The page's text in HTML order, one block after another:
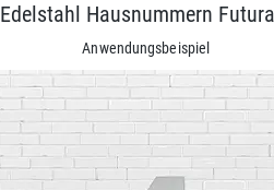
Edelstahl Hausnummern
Anwendungsbeispiel